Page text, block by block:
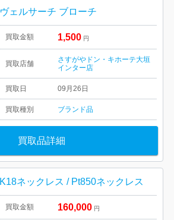
ヴェルサーチ ブローチ
買取金額 1,500 円
買取店舗
さすがやドン・キホーテ大垣
インター店
買取日 09月26日
買取種別 ブランド品
買取品詳細
K18ネックレス / Pt850ネックレス
買取金額 160,000 円